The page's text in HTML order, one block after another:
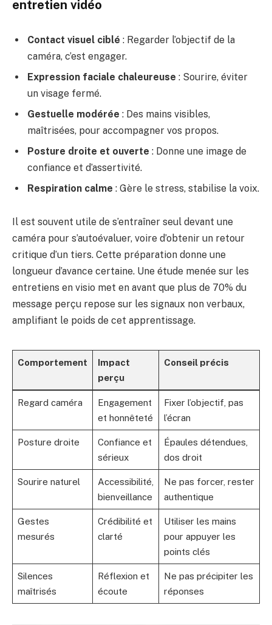
entretien vidéo
Contact visuel ciblé : Regarder l’objectif de la
caméra, c’est engager.
Expression faciale chaleureuse : Sourire, éviter
un visage fermé.
Gestuelle modérée : Des mains visibles,
maîtrisées, pour accompagner vos propos.
Posture droite et ouverte : Donne une image de
confiance et d’assertivité.
Respiration calme : Gère le stress, stabilise la voix.
Il est souvent utile de s’entraîner seul devant une
caméra pour s’autoévaluer, voire d’obtenir un retour
critique d’un tiers. Cette préparation donne une
longueur d’avance certaine. Une étude menée sur les
entretiens en visio met en avant que plus de 70% du
message perçu repose sur les signaux non verbaux,
amplifiant le poids de cet apprentissage.
Comportement
Impact
perçu
Conseil précis
Regard caméra
Engagement
et honnêteté
Fixer l’objectif, pas
l’écran
Posture droite
Confiance et
sérieux
Épaules détendues,
dos droit
Sourire naturel
Accessibilité,
bienveillance
Ne pas forcer, rester
authentique
Gestes
mesurés
Crédibilité et
clarté
Utiliser les mains
pour appuyer les
points clés
Silences
maîtrisés
Réflexion et
écoute
Ne pas précipiter les
réponses